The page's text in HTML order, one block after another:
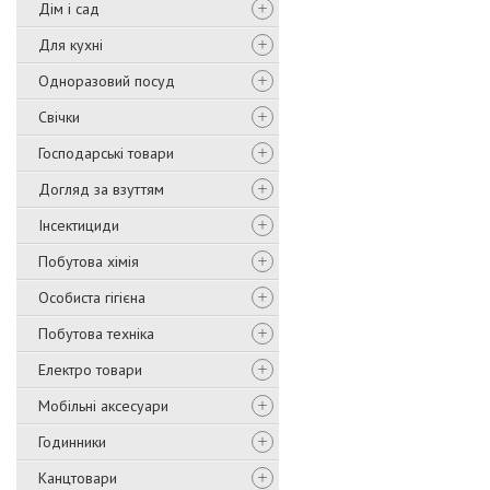
Дім і сад
Для кухні
Одноразовий посуд
Свічки
Господарські товари
Догляд за взуттям
Інсектициди
Побутова хімія
Особиста гігієна
Побутова техніка
Електро товари
Мобільні аксесуари
Годинники
Канцтовари